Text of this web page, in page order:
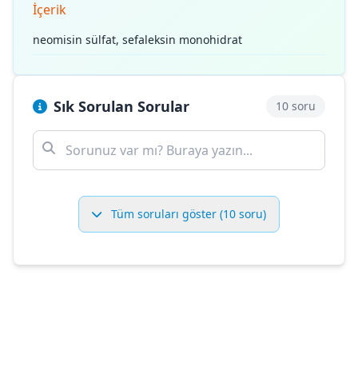
İçerik
neomisin sülfat, sefaleksin monohidrat
Sık Sorulan Sorular 10 soru
Tüm soruları göster (10 soru)